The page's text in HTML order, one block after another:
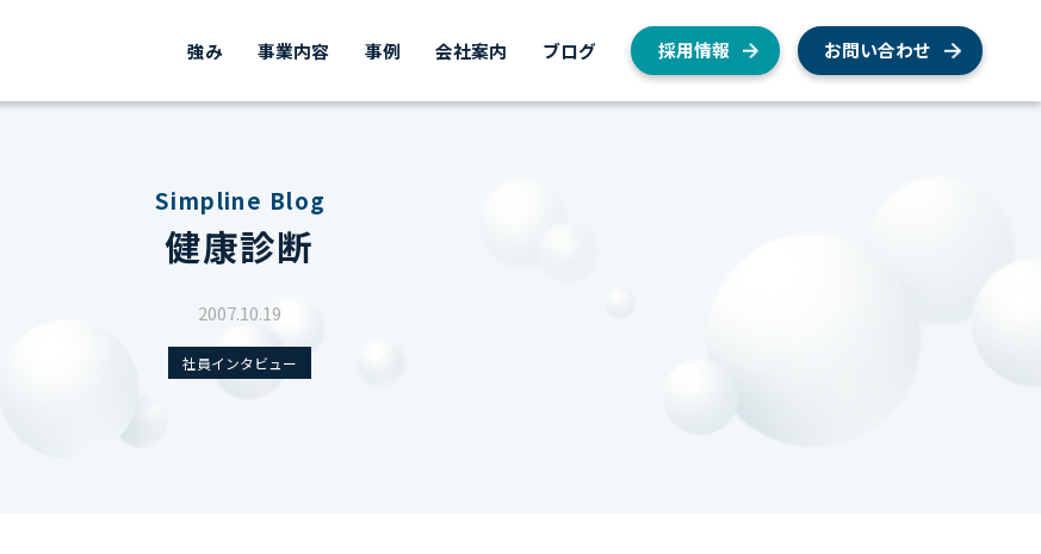
強み 事業内容 事例 会社案内 ブログ 採用情報 お問い合わせ
Simpline Blog
健康診断
2007.10.19
社員インタビュー